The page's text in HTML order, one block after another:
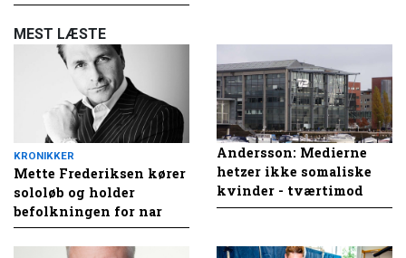
MEST LÆSTE
KRONIKKER
Mette Frederiksen kører
sololøb og holder
befolkningen for nar
Andersson: Medierne
hetzer ikke somaliske
kvinder - tværtimod